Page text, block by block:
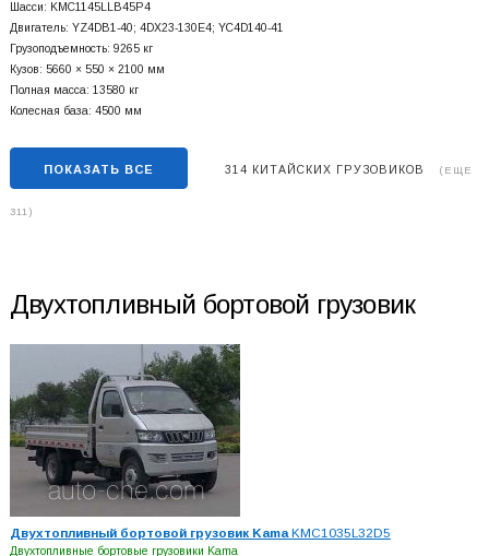
Шасси: KMC1145LLB45P4
Двигатель: YZ4DB1-40; 4DX23-130E4; YC4D140-41
Грузоподъемность: 9265 кг
Кузов: 5660 × 550 × 2100 мм
Полная масса: 13580 кг
Колесная база: 4500 мм
ПОКАЗАТЬ ВСЕ 314 КИТАЙСКИХ ГРУЗОВИКОВ (ЕЩЕ
311)
Двухтопливный бортовой грузовик
Двухтопливный бортовой грузовик KamaKMC1035L32D5
Двухтопливные бортовые грузовики Kama